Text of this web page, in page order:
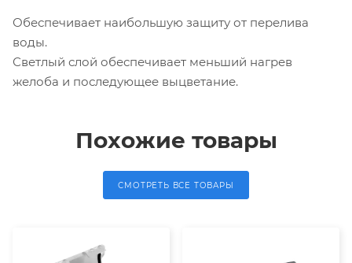
Обеспечивает наибольшую защиту от перелива
воды.
Светлый слой обеспечивает меньший нагрев
желоба и последующее выцветание.
Похожие товары
СМОТРЕТЬ ВСЕ ТОВАРЫ